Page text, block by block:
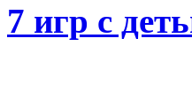
7 игр с